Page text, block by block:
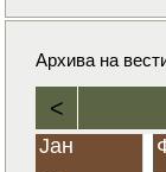
Архива на
<
Јан